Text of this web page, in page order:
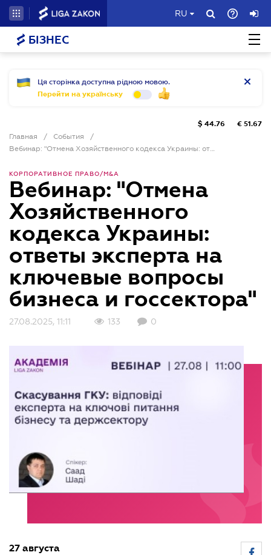
RU
БІЗНЕС
Ця сторінка доступна рідною мовою.
Перейти на українську
Главная / События
/
Вебинар: "Отмена Хозяйственного кодекса Украины: ответы эксперта на ключевые вопросы бизнеса и госсектора"
$ 44.76 € 51.67
КОРПОРАТИВНОЕ ПРАВО/M&A
Вебинар: "Отмена
Хозяйственного
кодекса Украины:
ответы эксперта на
ключевые вопросы
бизнеса и госсектора"
27.08.2025, 11:11 133 0
27 августа